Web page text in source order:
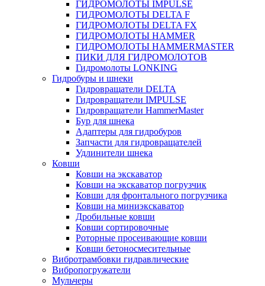
ГИДРОМОЛОТЫ IMPULSE
ГИДРОМОЛОТЫ DELTA F
ГИДРОМОЛОТЫ DELTA FX
ГИДРОМОЛОТЫ HAMMER
ГИДРОМОЛОТЫ HAMMERMASTER
ПИКИ ДЛЯ ГИДРОМОЛОТОВ
Гидромолоты LONKING
Гидробуры и шнеки
Гидровращатели DELTA
Гидровращатели IMPULSE
Гидровращатели HammerMaster
Бур для шнека
Адаптеры для гидробуров
Запчасти для гидровращателей
Удлинители шнека
Ковши
Ковши на экскаватор
Ковши на экскаватор погрузчик
Ковши для фронтального погрузчика
Ковши на миниэкскаватор
Дробильные ковши
Ковши сортировочные
Роторные просеивающие ковши
Ковши бетоносмесительные
Вибротрамбовки гидравлические
Вибропогружатели
Мульчеры